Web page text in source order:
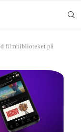
filmbiblioteket på